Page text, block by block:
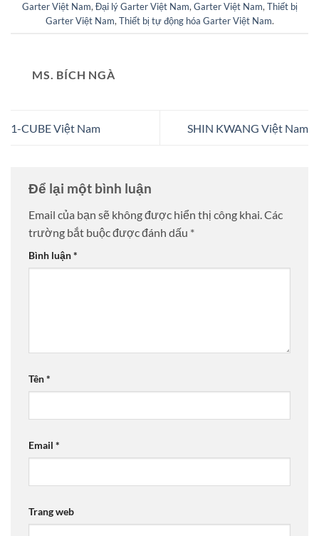
Garter Việt Nam, Đại lý Garter Việt Nam, Garter Việt Nam, Thiết bị
Garter Việt Nam, Thiết bị tự động hóa Garter Việt Nam.
MS. BÍCH NGÀ
1-CUBE Việt Nam SHIN KWANG Việt Nam
Để lại một bình luận
Email của bạn sẽ không được hiển thị công khai.Các
trường bắt buộc được đánh dấu *
Bình luận*
Tên*
Email *
Trang web